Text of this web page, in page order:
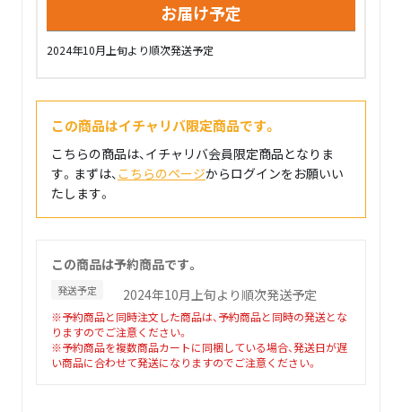
お届け予定
2024年10月上旬より順次発送予定
この商品はイチャリバ限定商品です。
こちらの商品は、イチャリバ会員限定商品となりま
す。まずは、 こちらのページからログインをお願いい
たします。
この商品は予約商品です。
発送予定 2024年10月上旬より順次発送予定
※予約商品と同時注文した商品は、予約商品と同時の発送とな
りますのでご注意ください。
※予約商品を複数商品カートに同梱している場合、発送日が遅
い商品に合わせて発送になりますのでご注意ください。